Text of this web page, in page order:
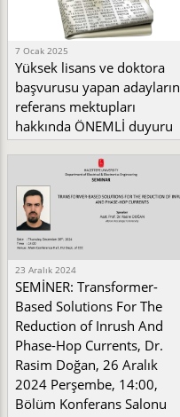
7 Ocak 2025
Yüksek lisans ve doktora
başvurusu yapan adayların
referans mektupları
hakkında ÖNEMLİ duyuru
23 Aralık 2024
SEMİNER: Transformer-
Based Solutions For The
Reduction of Inrush And
Phase-Hop Currents, Dr.
Rasim Doğan, 26 Aralık
2024 Perşembe, 14:00,
Bölüm Konferans Salonu